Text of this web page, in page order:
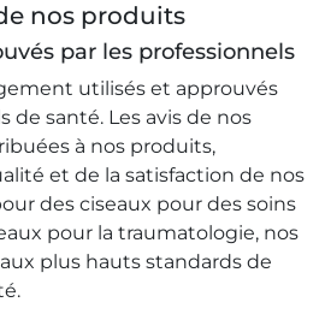
nos produits
par les professionnels
utilisés et approuvés
de santé. Les avis de nos
à nos produits,
et de la satisfaction de nos
des ciseaux pour des soins
pour la traumatologie, nos
plus hauts standards de